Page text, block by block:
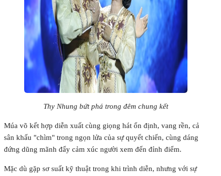
Thy Nhung bứt phá trong đêm chung kết
Múa võ kết hợp diễn xuất cùng giọng hát ổn định, vang rền, cả
sân khấu "chìm" trong ngọn lửa của sự quyết chiến, cùng dáng
đứng dũng mãnh đẩy cảm xúc người xem đến đỉnh điểm.
Mặc dù gặp sơ suất kỹ thuật trong khi trình diễn, nhưng với sự